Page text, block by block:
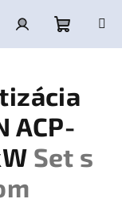
Prihlásenie
košík
ACP-
Set s